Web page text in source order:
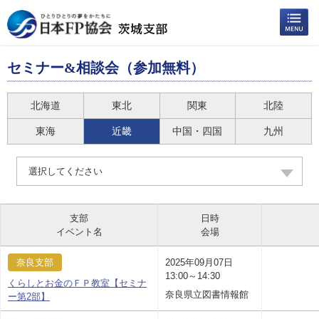
セミナー&相談会（参加無料）
北海道 東北 関東 北陸
東海 近畿 中国・四国 九州
選択してください
支部
イベント名
日時
会場
奈良支部
くらしとお金のＦＰ教室【セミナ
ー第2部】
2025年09月07日
13:00～14:30
奈良県立図書情報館